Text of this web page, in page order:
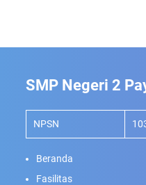
SMP Negeri 2
NPSN
Beranda
Fasilitas